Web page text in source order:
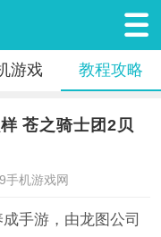
游戏 教程攻略
苍之骑士团2贝
手机游戏网
手游，由龙图公司